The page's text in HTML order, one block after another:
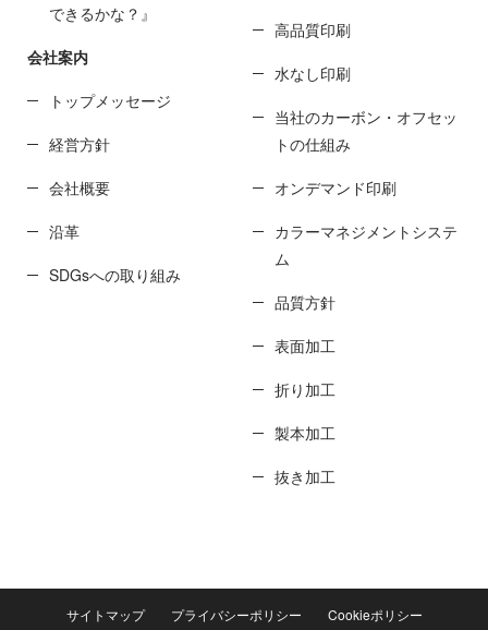
できるかな？』
会社案内
トップメッセージ
経営方針
会社概要
沿革
SDGsへの取り組み
高品質印刷
水なし印刷
当社のカーボン・オフセッ
トの仕組み
オンデマンド印刷
カラーマネジメントシステ
ム
品質方針
表面加工
折り加工
製本加工
抜き加工
サイトマップ プライバシーポリシー Cookieポリシー